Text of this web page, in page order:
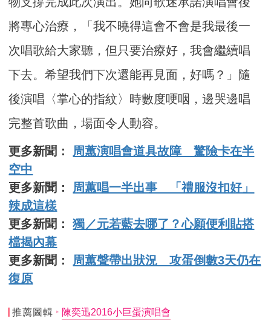
將專心治療，「我不曉得這會不會是我最後一
次唱歌給大家聽，但只要治療好，我會繼續唱
下去。希望我們下次還能再見面，好嗎？」隨
後演唱〈掌心的指紋〉時數度哽咽，邊哭邊唱
完整首歌曲，場面令人動容。
更多新聞： 周蕙演唱會道具故障 驚險卡在半
空中
更多新聞： 周蕙唱一半出事 「禮服沒扣好」
辣成這樣
更多新聞：獨／元若藍去哪了？心願便利貼搭
檔揭內幕
更多新聞： 周蕙聲帶出狀況 攻蛋倒數3天仍在
復原
推薦圖輯 陳奕迅2016小巨蛋演唱會